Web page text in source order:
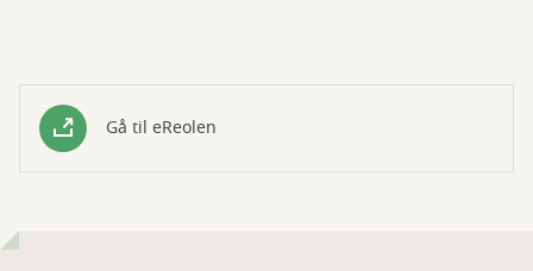
Gå til eReolen